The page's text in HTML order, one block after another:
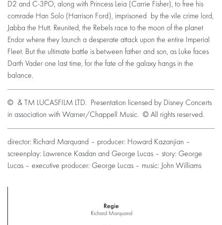
D2 and C-3PO, along with Princess Leia (Carrie Fisher), to free his
comrade Han Solo (Harrison Ford), imprisoned by the vile crime lord,
Jabba the Hutt. Reunited, the Rebels race to the moon of the planet
Endor where they launch a desperate attack upon the entire Imperial
Fleet. But the ultimate battle is between father and son, as Luke faces
Darth Vader one last time, for the fate of the galaxy hangs in the
balance.
© & TM LUCASFILM LTD. Presentation licensed by Disney Concerts
in association with Warner/Chappell Music. © All rights reserved.
director: Richard Marquand – producer: Howard Kazanjian –
screenplay: Lawrence Kasdan and George Lucas – story: George
Lucas – executive producer: George Lucas – music: John Williams
Regie
Richard Marquand